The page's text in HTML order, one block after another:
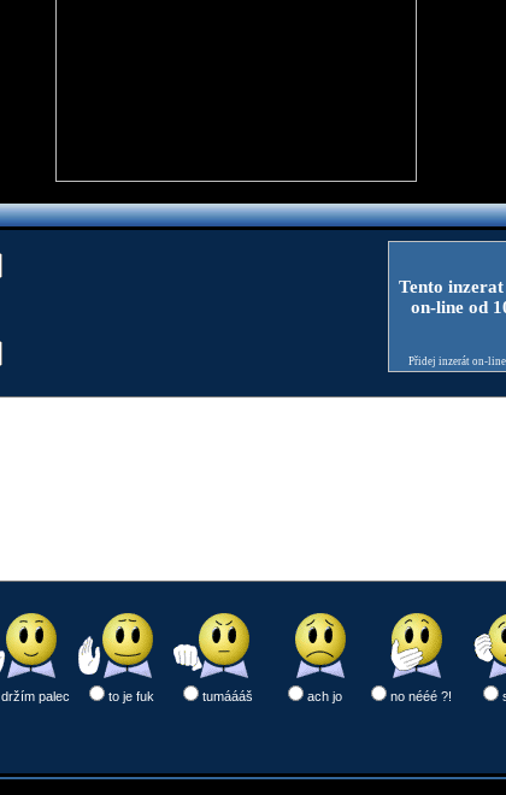
Tento
on-line od
Přidej inzerát on-
držím palec to je fuk tumáááš ach jo no nééé ?!